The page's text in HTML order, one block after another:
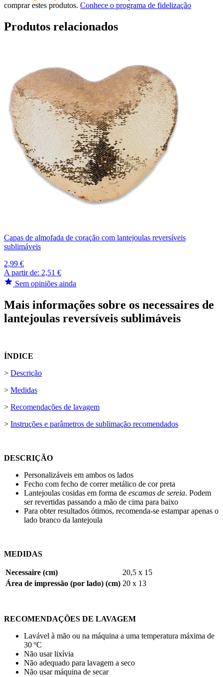
comprar estes produtos. Conhece o programa de fidelização
Produtos relacionados
Capas de almofada de coração com lantejoulas reversíveis
sublimáveis
2,99 €
A partir de: 2,51 €
Sem opiniões ainda
Mais informações sobre os necessaires de
lantejoulas reversíveis sublimáveis
ÍNDICE
> Descrição
> Medidas
> Recomendações de lavagem
> Instruções e parâmetros de sublimação recomendados
DESCRIÇÃO
Personalizáveis em ambos os lados
Fecho com fecho de correr metálico de cor preta
Lantejoulas cosidas em forma de escamas de sereia. Podem
ser revertidas passando a mão de cima para baixo
Para obter resultados ótimos, recomenda-se estampar apenas o
lado branco da lantejoula
MEDIDAS
Necessaire (cm)
20,5 x 15
Área de impressão (por lado) (cm) 20 x 13
RECOMENDAÇÕES DE LAVAGEM
Lavável à mão ou na máquina a uma temperatura máxima de
30 ºC
Não usar lixívia
Não adequado para lavagem a seco
Não usar máquina de secar